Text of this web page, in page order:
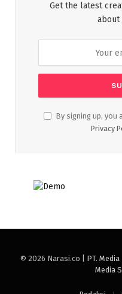
Get the latest
about
By signing up, you
Privacy
© 2026 Narasi.co | PT.
Media